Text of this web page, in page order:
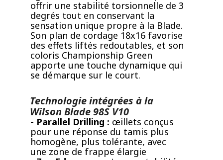
offrir une stabilité torsionnelle de 3
degrés tout en conservant la
sensation unique propre à la Blade.
Son plan de cordage 18x16 favorise
des effets liftés redoutables, et son
coloris Championship Green
apporte une touche dynamique qui
se démarque sur le court.
Technologie intégrées à la
Wilson Blade 98S V10
- Parallel Drilling : œillets conçus
pour une réponse du tamis plus
homogène, plus tolérante, avec
une zone de frappe élargie